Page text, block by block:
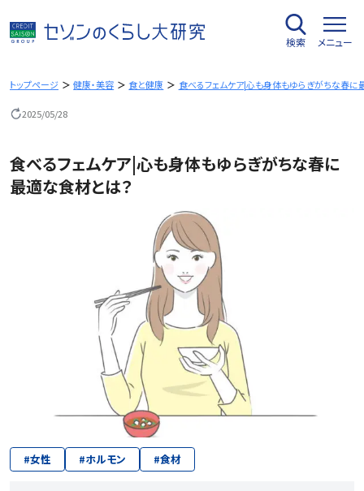
容
を
キ
検索 メニュー
トップページ 健康・美容 食と健康 食べるフェムケア|心も身体もゆらぎがちな春に
2025/05/28
食べるフェムケア|心も身体もゆらぎがちな春に
最適な食材とは？
#女性 #ホルモン #食材